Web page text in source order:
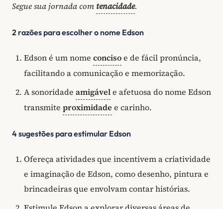
Segue sua jornada comtenacidade.
2 razões para escolher o nome Edson
Edson é um nome concisoe de fácil pronúncia,
facilitando a comunicação e memorização.
A sonoridade amigávele afetuosa do nome Edson
transmite proximidade e carinho.
4 sugestões para estimular Edson
Ofereça atividades que incentivem a criatividade
e imaginação de Edson, como desenho, pintura e
brincadeiras que envolvam contar histórias.